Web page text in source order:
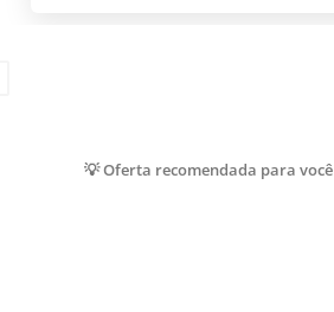
💡 Oferta recomendada para você